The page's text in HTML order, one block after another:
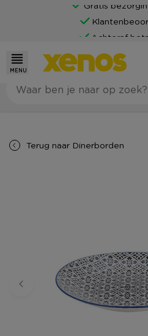
Gratis
Achteraf
MENU
Terug naar Dinerborden